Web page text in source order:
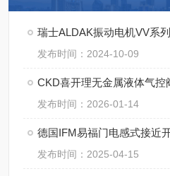
瑞士ALDAK振动电机VV系列
发布时间：2024-10-09
发布时间：2026-01-14
德国IFM易福门电感式接近
发布时间：2025-04-15